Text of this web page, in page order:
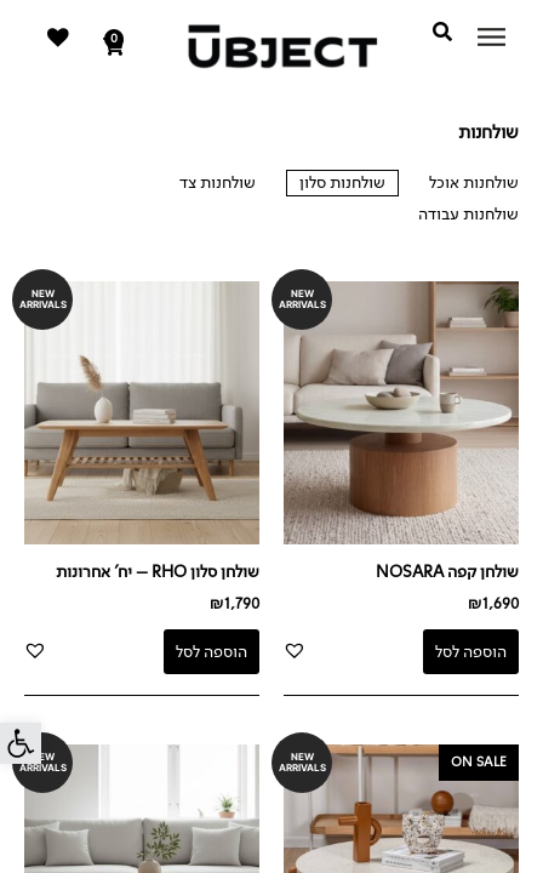
פתח
לתוכן
0
עגלת
קניות
שולחנות
שולחנות אוכל שולחנות סלון
שולחנות צד
שולחנות עבודה
שולחנות סלון
NEW
ARRIVALS
שולחן קפה NOSARA
₪1,690
הוספה לסל
NEW
ARRIVALS
שולחן סלון RHO – יח' אחרונות
₪1,790
הוספה לסל
ON SALE
NEW
ARRIVALS
המחיר
המקורי
היה:
₪1,790.
המחיר
הנוכחי
₪1,490.
NEW
ARRIVALS